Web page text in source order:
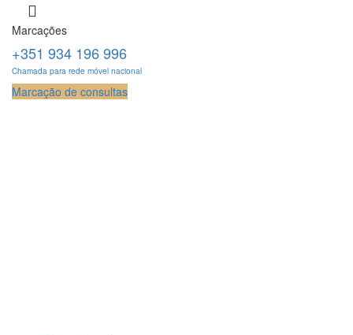
Marcações
+351 934 196 996
Chamada para rede móvel nacional
Marcação de consultas